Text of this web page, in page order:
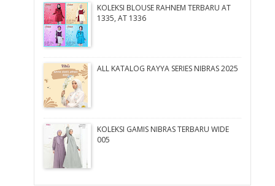
KOLEKSI BLOUSE RAHNEM TERBARU AT
1335, AT 1336
ALL KATALOG RAYYA SERIES NIBRAS 2025
KOLEKSI GAMIS NIBRAS TERBARU WIDE
005